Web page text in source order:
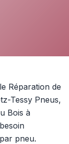
Réparation de
Tessy Pneus,
Bois à
pneu.